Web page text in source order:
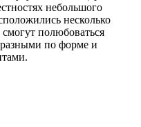
небольшого
несколько
полюбоваться
по форме и